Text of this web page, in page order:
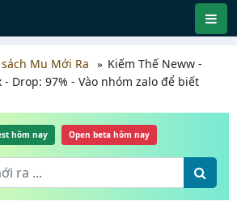
Mu Mới Ra
Kiếm Thế Neww -
- Drop: 97% - Vào nhóm zalo để biết
hôm nay Open beta hôm nay